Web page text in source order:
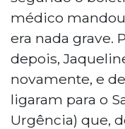
médico
era nada grave.
depois,
novamente, e
ligaram para o
Urgência) que,